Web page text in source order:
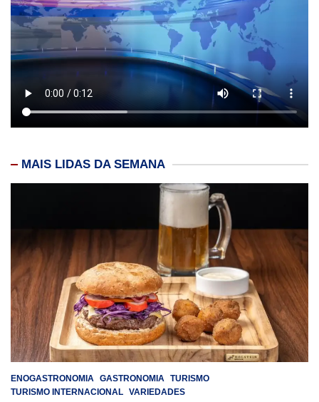
MAIS LIDAS DA SEMANA
ENOGASTRONOMIA GASTRONOMIA
TURISMO
TURISMO INTERNACIONAL VARIEDADES